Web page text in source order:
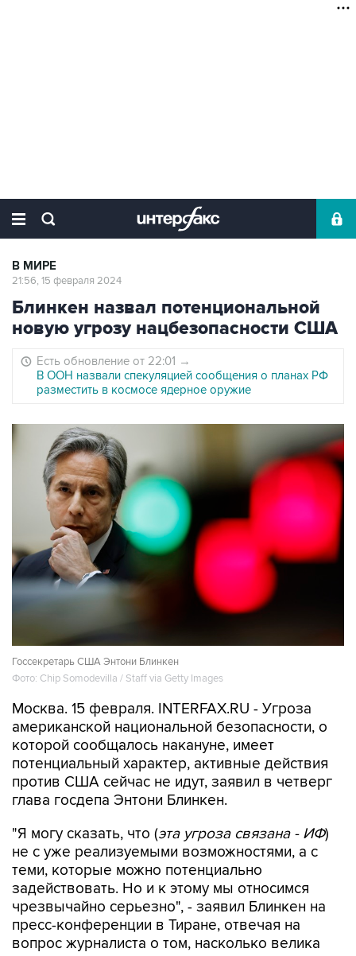
В МИРЕ
21:56, 15 февраля 2024
Блинкен назвал потенциональной
новую угрозу нацбезопасности США
Есть обновление от 22:01 →
В ООН назвали спекуляцией сообщения о планах РФ
разместить в космосе ядерное оружие
Госсекретарь США Энтони Блинкен
Фото: Chip Somodevilla / Staff via Getty Images
Москва. 15 февраля. INTERFAX.RU - Угроза
американской национальной безопасности, о
которой сообщалось накануне, имеет
потенциальный характер, активные действия
против США сейчас не идут, заявил в четверг
глава госдепа Энтони Блинкен.
"Я могу сказать, что (эта угроза связана - ИФ)
не с уже реализуемыми возможностями, а с
теми, которые можно потенциально
задействовать. Но и к этому мы относимся
чрезвычайно серьезно", - заявил Блинкен на
пресс-конференции в Тиране, отвечая на
вопрос журналиста о том, насколько велика